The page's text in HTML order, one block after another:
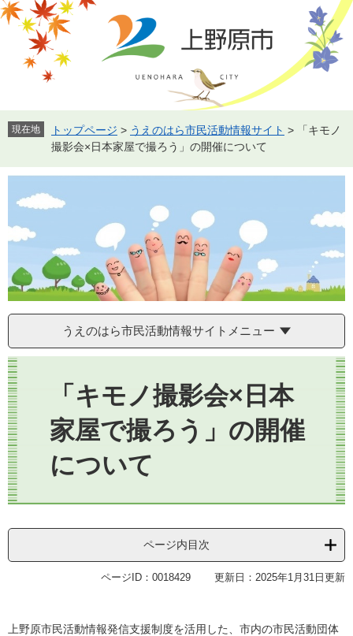
ペ
ー
す。
メ
ニ
し
て
文
現在地 トップページ > うえのはら市民活動情報サイト >
「キモノ
撮影会×日本家屋で撮ろう」の開催について
うえのはら市民活動情報サイトメニュー
本
文
「キモノ撮影会×日本
家屋で撮ろう」の開催
について
ページ内目次
ページID：0018429 更新日：2025年1月31日更新
上野原市民活動情報発信支援制度を活用した、市内の市民活動団体